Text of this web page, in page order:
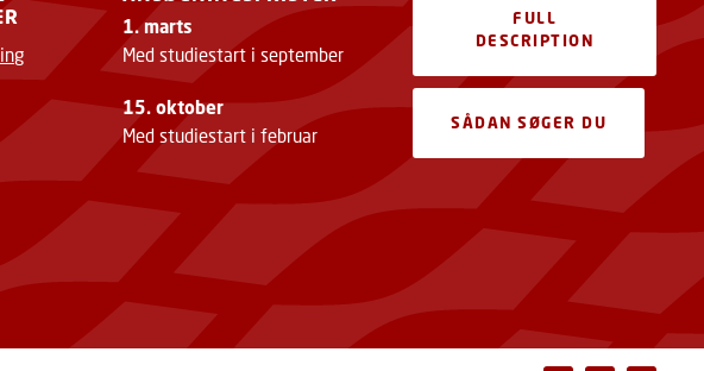
1. marts
Med studiestart i september
15. oktober
Med studiestart i februar
FULL
DESCRIPTION
SÅDAN SØGER DU